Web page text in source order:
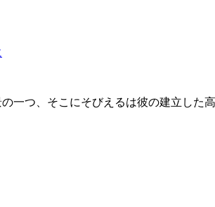
一つ、そこにそびえるは彼の建立し